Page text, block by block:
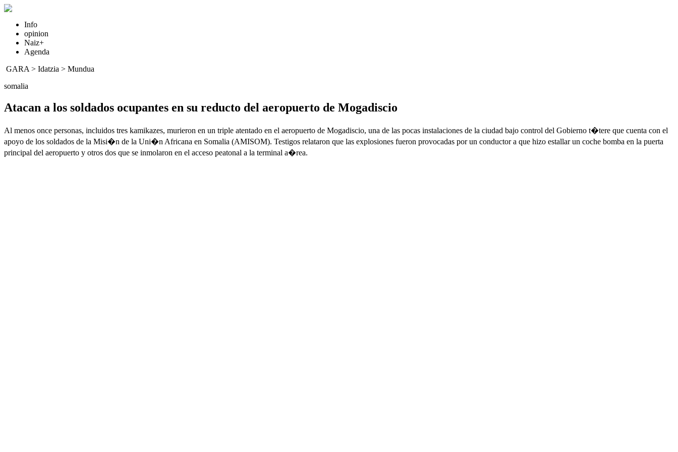
Info
opinion
Naiz+
Agenda
GARA > Idatzia > Mundua
somalia
Atacan a los soldados ocupantes en su reducto del aeropuerto de Mogadiscio
Al menos once personas, incluidos tres kamikazes, murieron en un triple atentado en el aeropuerto de Mogadiscio, una de las pocas instalaciones de la ciudad bajo control del Gobierno t�tere que cuenta con el
apoyo de los soldados de la Misi�n de la Uni�n Africana en Somalia (AMISOM). Testigos relataron que las explosiones fueron provocadas por un conductor a que hizo estallar un coche bomba en la puerta
principal del aeropuerto y otros dos que se inmolaron en el acceso peatonal a la terminal a�rea.